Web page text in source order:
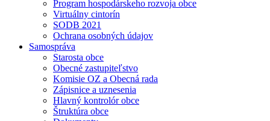
Program hospodárskeho rozvoja obce
Virtuálny cintorín
SODB 2021
Ochrana osobných údajov
Samospráva
Starosta obce
Obecné zastupiteľstvo
Komisie OZ a Obecná rada
Zápisnice a uznesenia
Hlavný kontrolór obce
Štruktúra obce